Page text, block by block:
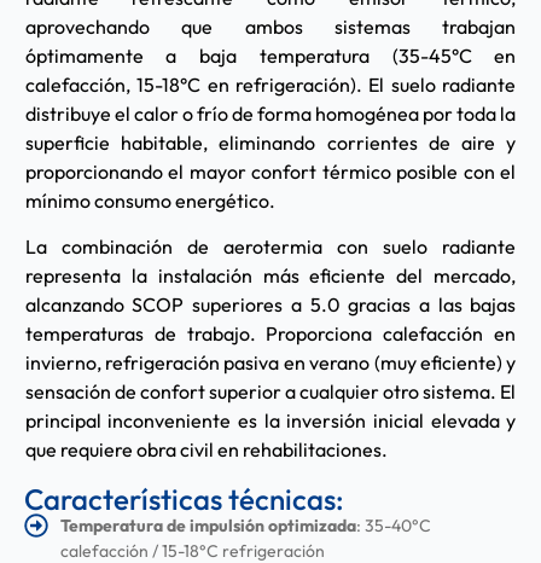
aprovechando que ambos sistemas trabajan
óptimamente a baja temperatura (35-45°C en
calefacción, 15-18°C en refrigeración). El suelo radiante
distribuye el calor o frío de forma homogénea por toda la
superficie habitable, eliminando corrientes de aire y
proporcionando el mayor confort térmico posible con el
mínimo consumo energético.
La combinación de aerotermia con suelo radiante
representa la instalación más eficiente del mercado,
alcanzando SCOP superiores a 5.0 gracias a las bajas
temperaturas de trabajo. Proporciona calefacción en
invierno, refrigeración pasiva en verano (muy eficiente) y
sensación de confort superior a cualquier otro sistema. El
principal inconveniente es la inversión inicial elevada y
que requiere obra civil en rehabilitaciones.
Características técnicas:
Temperatura de impulsión optimizada: 35-40°C
calefacción / 15-18°C refrigeración